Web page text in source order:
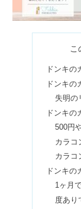
こ
ドンキの
ドンキの
失明の
ドンキの
500円
カラコ
カラコ
ドンキの
1ヶ月
度あり